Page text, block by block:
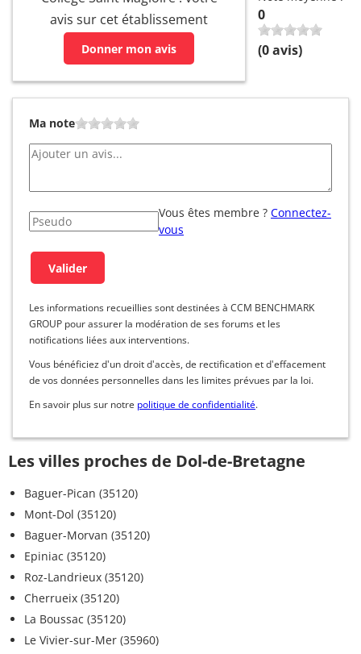
avis sur cet établissement
Donner mon avis
0
(0avis)
Ma note
Vous êtes membre ? Connectez-
vous
Les informations recueillies sont destinées à CCM BENCHMARK
GROUP pour assurer la modération de ses forums et les
notifications liées aux interventions.
Vous bénéficiez d'un droit d'accès, de rectification et d'effacement
de vos données personnelles dans les limites prévues par la loi.
En savoir plus sur notre politique de confidentialité.
Les villes proches de Dol-de-Bretagne
Baguer-Pican (35120)
Mont-Dol (35120)
Baguer-Morvan (35120)
Epiniac (35120)
Roz-Landrieux (35120)
Cherrueix (35120)
La Boussac (35120)
Le Vivier-sur-Mer (35960)